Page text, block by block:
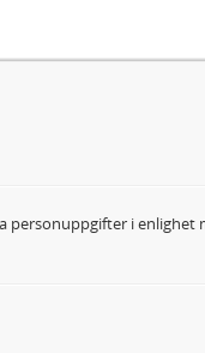
i enlighet